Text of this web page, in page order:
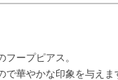
フープピアス。
で華やかな印象を与えま